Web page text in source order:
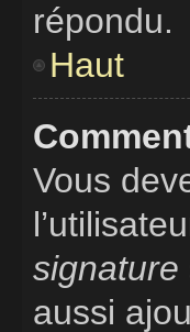
répondu.
Haut
Vous
signature
aussi